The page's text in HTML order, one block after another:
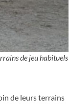
de jeu habituels
de leurs terrains